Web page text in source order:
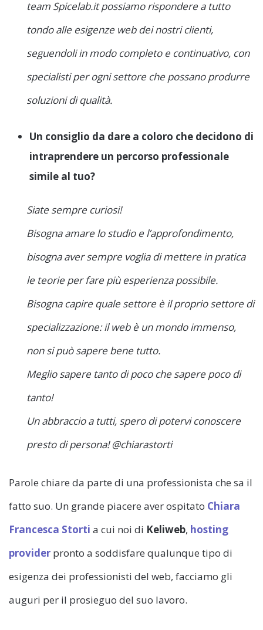
team Spicelab.it possiamo rispondere a tutto
tondo alle esigenze web dei nostri clienti,
seguendoli in modo completo e continuativo, con
specialisti per ogni settore che possano produrre
soluzioni di qualità.
Un consiglio da dare a coloro che decidono di
intraprendere un percorso professionale
simile al tuo?
Siate sempre curiosi!
Bisogna amare lo studio e l’approfondimento,
bisogna aver sempre voglia di mettere in pratica
le teorie per fare più esperienza possibile.
Bisogna capire quale settore è il proprio settore di
specializzazione: il web è un mondo immenso,
non si può sapere bene tutto.
Meglio sapere tanto di poco che sapere poco di
tanto!
Un abbraccio a tutti, spero di potervi conoscere
presto di persona! @chiarastorti
Parole chiare da parte di una professionista che sa il
fatto suo. Un grande piacere aver ospitato Chiara
Francesca Storti a cui noi di Keliweb, hosting
provider pronto a soddisfare qualunque tipo di
esigenza dei professionisti del web, facciamo gli
auguri per il prosieguo del suo lavoro.